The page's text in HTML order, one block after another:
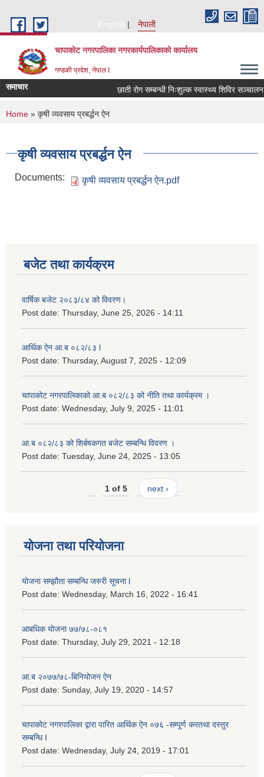
English
नेपाली
चापाकोट नगरपालिका नगरकार्यपालिकाको कार्यालय
गण्डकी प्रदेश, नेपाल I
समाचार छाती रोग सम्बन्धी निःशुल्क स्वास्थ्य शिविर सञ्चालन
You are here
Home » कृषी व्यवसाय प्रबर्द्धन ऐन
कृषी व्यवसाय प्रबर्द्धन ऐन
Documents: कृषी व्यवसाय प्रबर्द्धन ऐन.pdf
बजेट तथा कार्यक्रम
वार्षिक बजेट २०८३/८४ को विवरण।
Post date: Thursday, June 25, 2026 - 14:11
आर्थिक ऐन आ.ब ०८२/८३ l
Post date: Thursday, August 7, 2025 - 12:09
चापाकोट नगरपालिकाको आ.ब ०८२/८३ को नीति तथा कार्यक्रम ।
Post date: Wednesday, July 9, 2025 - 11:01
आ.ब ०८२/८३ को शिर्बषकगत बजेट सम्बन्धि विवरण ।
Post date: Tuesday, June 24, 2025 - 13:05
1 of 5 next ›
योजना तथा परियोजना
योजना सम्झौता सम्बन्धि जरुरी सूचना l
Post date: Wednesday, March 16, 2022 - 16:41
आबधिक योजना ७७/७८-०८१
Post date: Thursday, July 29, 2021 - 12:18
आ.ब २०७७/७८-बिनियोजन ऐन
Post date: Sunday, July 19, 2020 - 14:57
चापाकोट नगरपालिका द्वारा पारित आर्थिक ऐन ०७६ -सम्पूर्ण करतथा दस्तुर
सम्बन्धि I
Post date: Wednesday, July 24, 2019 - 17:01